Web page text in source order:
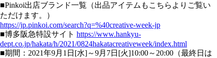
■Pinkoi出店ブランド一覧（出品アイテムもこちらよりご覧い
ただけます。）
https://jp.pinkoi.com/search?q=%40creative-week-jp
■博多阪急特設サイト https://www.hankyu-
dept.co.jp/hakata/h/2021/0824hakatacreativeweek/index.html
■期間：2021年9月1日[水]～9月7日[火]10:00～20:00（最終日は